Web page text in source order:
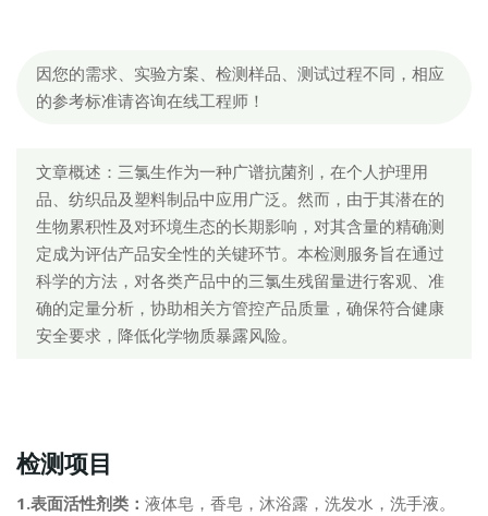
因您的需求、实验方案、检测样品、测试过程不同，相应
的参考标准请咨询在线工程师！
文章概述：三氯生作为一种广谱抗菌剂，在个人护理用
品、纺织品及塑料制品中应用广泛。然而，由于其潜在的
生物累积性及对环境生态的长期影响，对其含量的精确测
定成为评估产品安全性的关键环节。本检测服务旨在通过
科学的方法，对各类产品中的三氯生残留量进行客观、准
确的定量分析，协助相关方管控产品质量，确保符合健康
安全要求，降低化学物质暴露风险。
检测项目
1.表面活性剂类： 液体皂，香皂，沐浴露，洗发水，洗手液。